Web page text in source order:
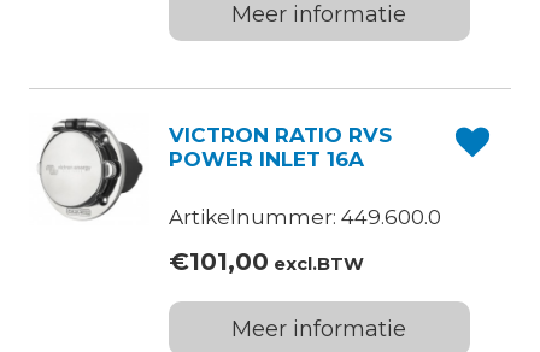
Meer informatie
VICTRON RATIO RVS
POWER INLET 16A
Artikelnummer: 449.600.0
€101,00 excl.BTW
Meer informatie